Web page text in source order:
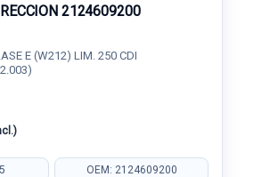
2124609200
E (W212) LIM. 250 CDI
OEM: 2124609200